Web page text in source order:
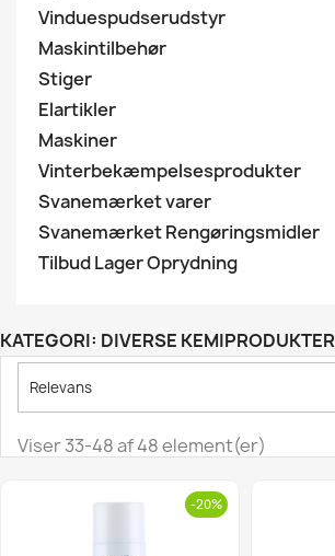
Vinduespudserudstyr
Maskintilbehør
Stiger
Elartikler
Maskiner
Vinterbekæmpelsesprodukter
Svanemærket varer
Svanemærket Rengøringsmidler
Tilbud Lager Oprydning
KATEGORI: DIVERSE KEMIPRODUKTER
Relevans
Viser 33-48 af 48 element(er)
-20%